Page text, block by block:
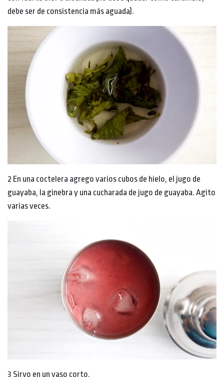
debe ser de consistencia más aguada).
2 En una coctelera agrego varios cubos de hielo, el jugo de
guayaba, la ginebra y una cucharada de jugo de guayaba. Agito
varias veces.
3 Sirvo en un vaso corto.